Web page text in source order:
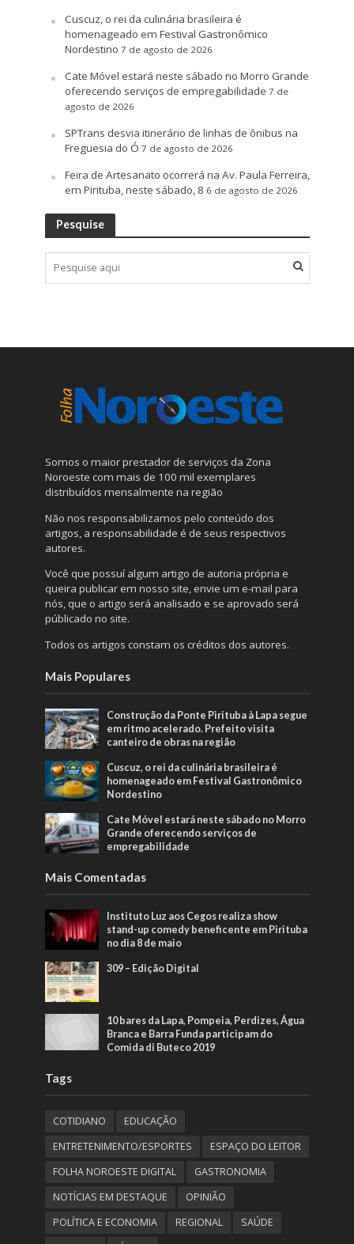
Cuscuz, o rei da culinária brasileira é
homenageado em Festival Gastronômico
Nordestino 7 de agosto de 2026
Cate Móvel estará neste sábado no Morro Grande
oferecendo serviços de empregabilidade 7 de
agosto de 2026
SPTrans desvia itinerário de linhas de ônibus na
Freguesia do Ó 7 de agosto de 2026
Feira de Artesanato ocorrerá na Av. Paula Ferreira,
em Pirituba, neste sábado, 8 6 de agosto de 2026
Pesquise
Somos o maior prestador de serviços da Zona
Noroeste com mais de 100 mil exemplares
distribuídos mensalmente na região
Não nos responsabilizamos pelo conteúdo dos
artigos, a responsabilidade é de seus respectivos
autores.
Você que possuí algum artigo de autoria própria e
queira publicar em nosso site, envie um e-mail para
nós, que o artigo será analisado e se aprovado será
públicado no site.
Todos os artigos constam os créditos dos autores.
Mais Populares
Construção da Ponte Pirituba à Lapa segue
em ritmo acelerado. Prefeito visita
canteiro de obras na região
Cuscuz, o rei da culinária brasileira é
homenageado em Festival Gastronômico
Nordestino
Cate Móvel estará neste sábado no Morro
Grande oferecendo serviços de
empregabilidade
Mais Comentadas
Instituto Luz aos Cegos realiza show
stand-up comedy beneficente em Pirituba
no dia 8 de maio
309 – Edição Digital
10 bares da Lapa, Pompeia, Perdizes, Água
Branca e Barra Funda participam do
Comida di Buteco 2019
Tags
COTIDIANO
EDUCAÇÃO
ENTRETENIMENTO/ESPORTES
ESPAÇO DO LEITOR
FOLHA NOROESTE DIGITAL
GASTRONOMIA
NOTÍCIAS EM DESTAQUE
OPINIÃO
POLÍTICA E ECONOMIA
REGIONAL
SAÚDE